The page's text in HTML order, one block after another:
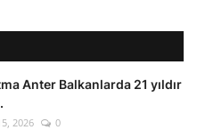
Anter Balkanlarda 21 yıldır
2026 0